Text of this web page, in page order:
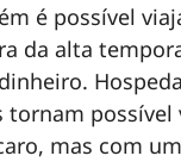
é possível
da alta
mas com